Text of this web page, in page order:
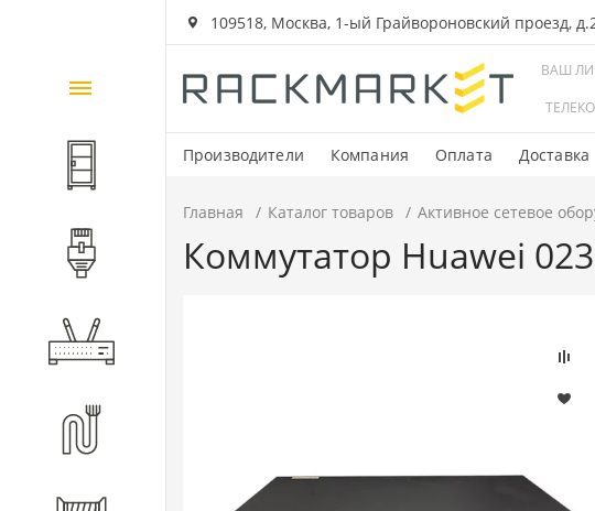
109518, Москва, 1-ый Грайвороновский проезд,
ВАШ
Производители Компания Оплата Доставка
Каталог
товаров
Шкафы и стойки
Компоненты СКС
Главная Каталог товаров Активное сетевое
Коммутатор Huawei